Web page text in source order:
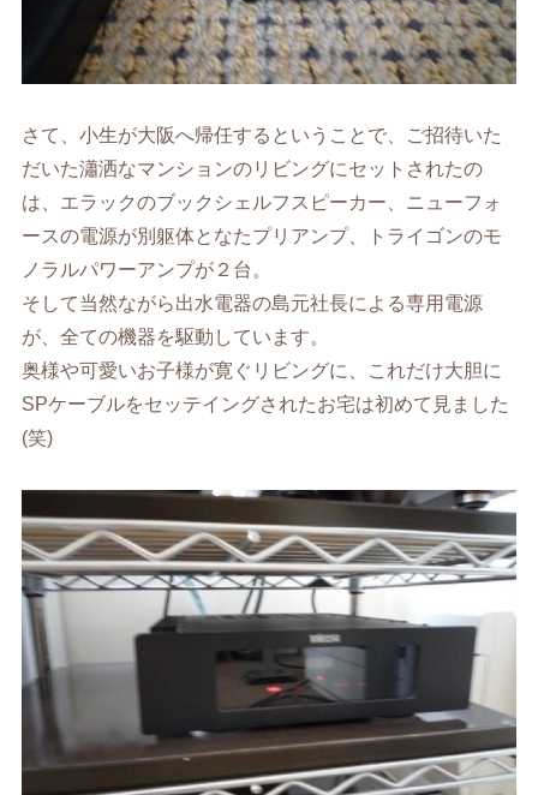
さて、小生が大阪へ帰任するということで、ご招待いた
だいた瀟洒なマンションのリビングにセットされたの
は、エラックのブックシェルフスピーカー、ニューフォ
ースの電源が別躯体となたプリアンプ、トライゴンのモ
ノラルパワーアンプが２台。
そして当然ながら出水電器の島元社長による専用電源
が、全ての機器を駆動しています。
奥様や可愛いお子様が寛ぐリビングに、これだけ大胆に
SPケーブルをセッテイングされたお宅は初めて見ました
(笑)